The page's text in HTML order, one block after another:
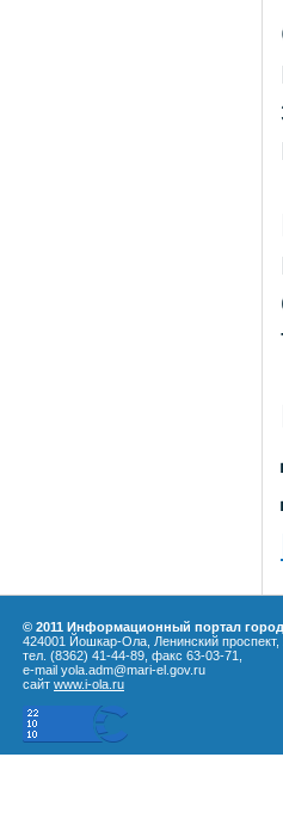
© 2011 Информационный портал
424001 Йошкар-Ола, Ленинский проспект,
тел. (8362) 41-44-89, факс 63-03-71,
e-mail yola.adm@mari-el.gov.ru
сайт www.i-ola.ru